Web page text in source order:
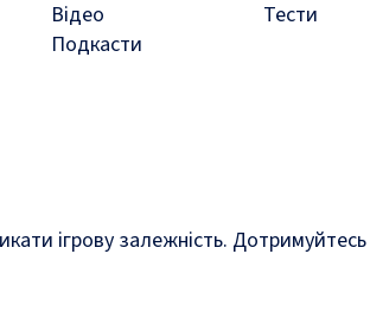
Відео
Подкасти
Тести
ігрову залежність.